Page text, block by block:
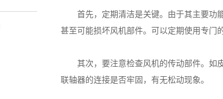
首先，定期清洁是关键。由于其主要功能
甚至可能损坏风机部件。可以定期使用专门
其次，要注意检查风机的传动部件。如皮
联轴器的连接是否牢固，有无松动现象。